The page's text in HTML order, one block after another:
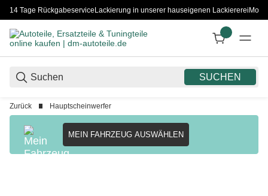
14 Tage RückgabeserviceLackierung in unserer hauseigenen Lackiererei
SUCHEN
Zurück Hauptscheinwerfer
MEIN FAHRZEUG AUSWÄHLEN